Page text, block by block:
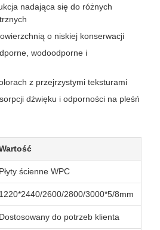
nadająca się do różnych
o niskiej konserwacji
wodoodporne i
z przejrzystymi teksturami
dźwięku i odporności na pleśń
Płyty ścienne WPC
1220*2440/2600/2800/3000*5/8mm
Dostosowany do potrzeb klienta